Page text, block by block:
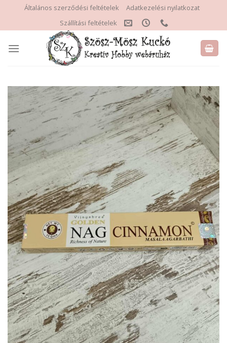
content
Általános szerződési feltételek
Adatkezelési nyilatkozat
Szállítási feltételek